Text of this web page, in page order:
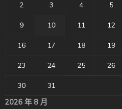
2026 年 8 月
2 3 4 5
9 10 11 12
16 17 18 19
23 24 25 26
30 31